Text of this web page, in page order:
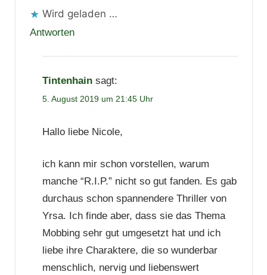
Wird geladen …
Antworten
Tintenhain sagt:
5. August 2019 um 21:45 Uhr
Hallo liebe Nicole,
ich kann mir schon vorstellen, warum
manche “R.I.P.” nicht so gut fanden. Es gab
durchaus schon spannendere Thriller von
Yrsa. Ich finde aber, dass sie das Thema
Mobbing sehr gut umgesetzt hat und ich
liebe ihre Charaktere, die so wunderbar
menschlich, nervig und liebenswert